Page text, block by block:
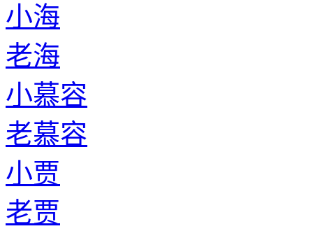
小海
老海
小慕容
老慕容
小贾
老贾